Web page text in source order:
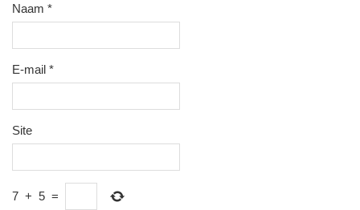
Naam *
E-mail *
Site
7 + 5 =